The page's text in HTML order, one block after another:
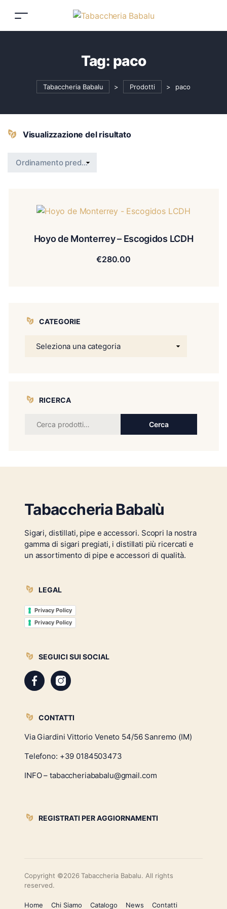
Tag: paco
Tabaccheria Babalu > Prodotti > paco
Visualizzazione del risultato
Hoyo de Monterrey – Escogidos LCDH
€280.00
CATEGORIE
RICERCA
Cerca
Tabaccheria Babalù
Sigari, distillati, pipe e accessori. Scopri la nostra
gamma di sigari pregiati, i distillati più ricercati e
un assortimento di pipe e accessori di qualità.
LEGAL
Privacy Policy
Privacy Policy
SEGUICI SUI SOCIAL
CONTATTI
Via Giardini Vittorio Veneto 54/56 Sanremo (IM)
Telefono: +39 0184503473
INFO – tabaccheriababalu@gmail.com
REGISTRATI PER AGGIORNAMENTI
Copyright ©2026 Tabaccheria Babalu. All rights
reserved.
Home Chi Siamo Catalogo News Contatti